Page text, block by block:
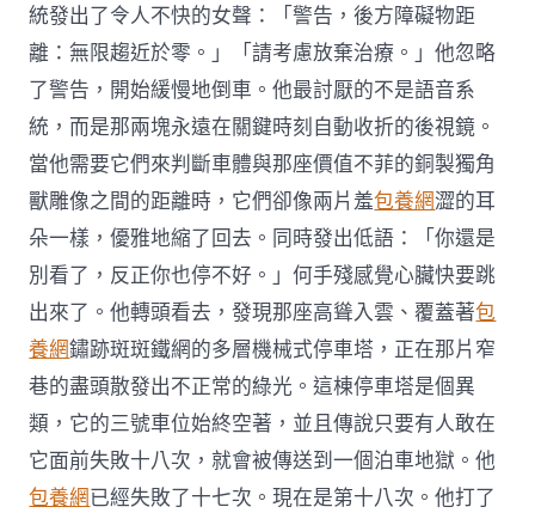
統發出了令人不快的女聲：「警告，後方障礙物距
離：無限趨近於零。」「請考慮放棄治療。」他忽略
了警告，開始緩慢地倒車。他最討厭的不是語音系
統，而是那兩塊永遠在關鍵時刻自動收折的後視鏡。
當他需要它們來判斷車體與那座價值不菲的銅製獨角
獸雕像之間的距離時，它們卻像兩片羞包養網澀的耳
朵一樣，優雅地縮了回去。同時發出低語：「你還是
別看了，反正你也停不好。」何手殘感覺心臟快要跳
出來了。他轉頭看去，發現那座高聳入雲、覆蓋著包
養網鏽跡斑斑鐵網的多層機械式停車塔，正在那片窄
巷的盡頭散發出不正常的綠光。這棟停車塔是個異
類，它的三號車位始終空著，並且傳說只要有人敢在
它面前失敗十八次，就會被傳送到一個泊車地獄。他
包養網已經失敗了十七次。現在是第十八次。他打了